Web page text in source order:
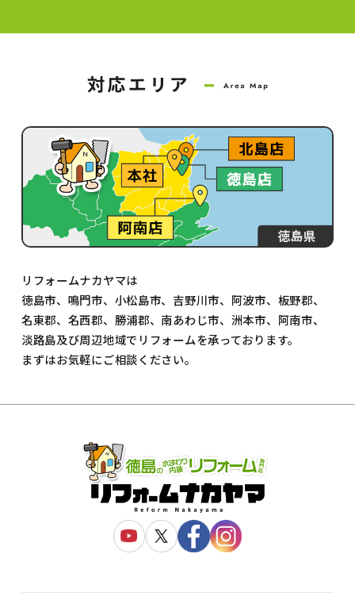
リフォームナカヤマは
徳島市、鳴門市、小松島市、吉野川市、阿波市、板野郡、
名東郡、名西郡、勝浦郡、南あわじ市、洲本市、阿南市、
淡路島及び周辺地域でリフォームを承っております。
まずはお気軽にご相談ください。